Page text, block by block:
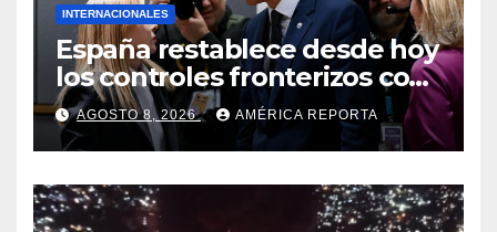
INTERNACIONALES
España restablece desde hoy
los controles fronterizos con
Italia tras el rechazo de Roma
a retirar las restricciones
AGOSTO 8, 2026 AMÉRICA REPORTA